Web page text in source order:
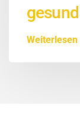
Weiterlesen